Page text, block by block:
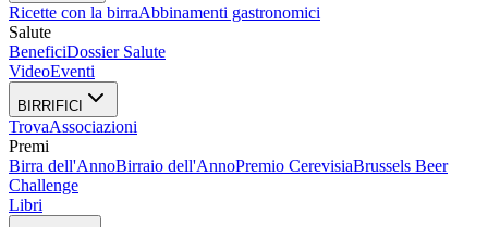
Ricette con la birraAbbinamenti gastronomici
Salute
BeneficiDossier Salute
VideoEventi
BIRRIFICI
TrovaAssociazioni
Premi
Birra dell'AnnoBirraio dell'AnnoPremio CerevisiaBrussels Beer
Challenge
Libri